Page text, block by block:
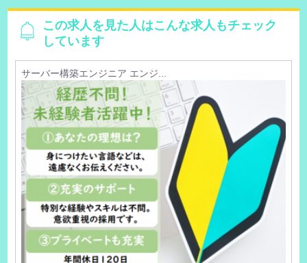
この求人を見た人はこんな求人もチェック
しています
サーバー構築エンジニア エンジ...